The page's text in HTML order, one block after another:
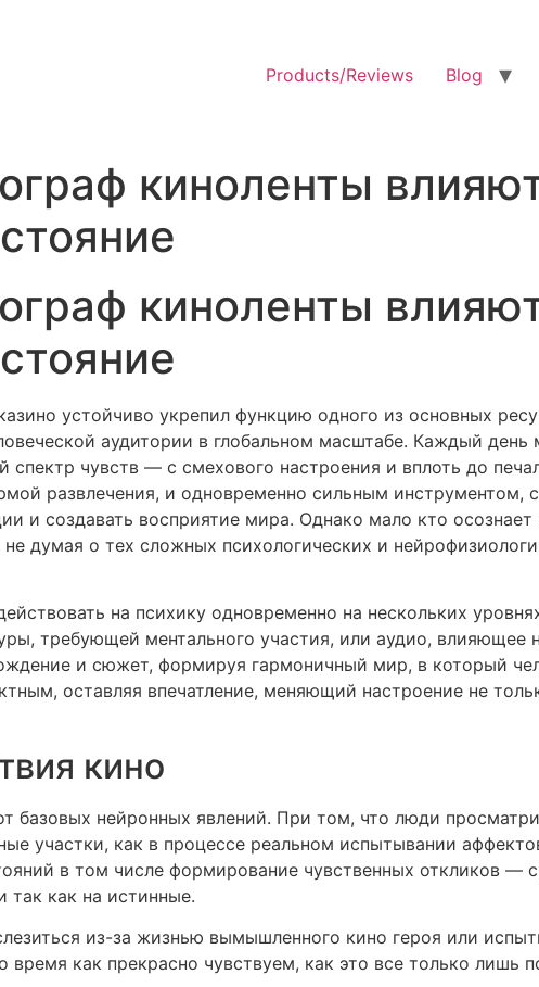
Products/Reviews Blog
киноленты
киноленты
устойчиво укрепил функцию одного из основных
аудитории в глобальном масштабе. Каждый
чувств — с смехового настроения и вплоть до
развлечения, и одновременно сильным инструментом,
и создавать восприятие мира. Однако мало кто
думая о тех сложных психологических и
на психику одновременно на нескольких
требующей ментального участия, или аудио, влияющее
и сюжет, формируя гармоничный мир, в который
оставляя впечатление, меняющий настроение не
кино
базовых нейронных явлений. При том, что люди
участки, как в процессе реальном испытывании
в том числе формирование чувственных откликов —
так как на истинные.
из-за жизнью вымышленного кино героя или
как прекрасно чувствуем, как это все только лишь